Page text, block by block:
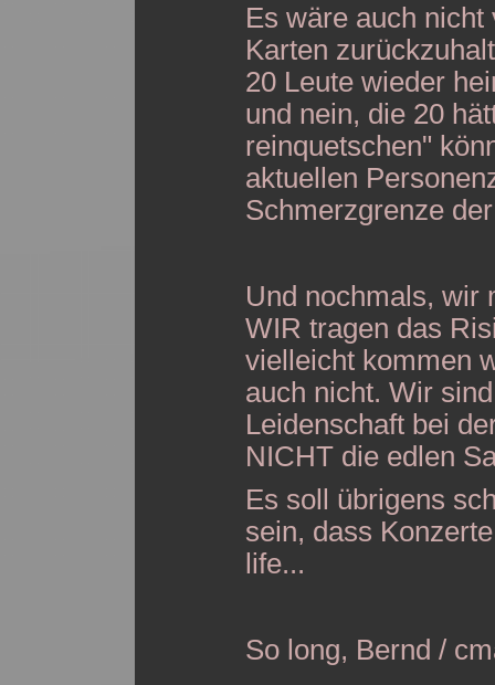
Es wäre auch
Karten
20 Leute wieder
und nein, die 20
reinquetschen"
aktuellen
Schmerzgrenze
Und nochmals, wir
WIR tragen das
vielleicht kommen
auch nicht. Wir
Leidenschaft bei
NICHT die edlen
Es soll übrigens
sein, dass
life...
So long, Bernd /